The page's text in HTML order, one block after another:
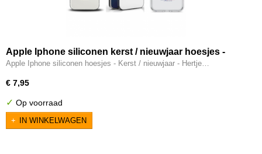
Apple Iphone siliconen kerst / nieuwjaar hoesjes -
Hertje
Apple Iphone siliconen hoesjes - Kerst / nieuwjaar - Hertje…
€ 7,95
✓ Op voorraad
IN WINKELWAGEN